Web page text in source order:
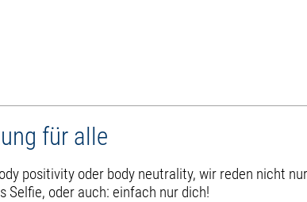
für alle
positivity oder body neutrality, wir reden nicht
Selfie, oder auch: einfach nur dich!